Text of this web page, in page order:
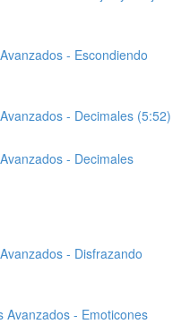
- Escondiendo
- Decimales (5:52)
- Decimales
- Disfrazando
Avanzados - Emoticones